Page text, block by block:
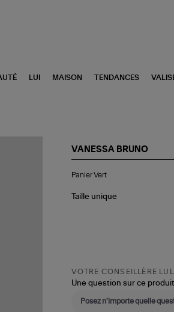
LUI MAISON TENDANCES
VANESSA BRUNO
Vert
Panier Vert
Taille unique
VOTRE CONSEILLÈRE
Une question sur ce